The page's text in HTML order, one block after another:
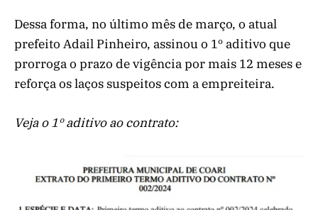
Dessa forma, no último mês de março, o atual
prefeito Adail Pinheiro, assinou o 1º aditivo que
prorroga o prazo de vigência por mais 12 meses e
reforça os laços suspeitos com a empreiteira.
Veja o 1º aditivo ao contrato: